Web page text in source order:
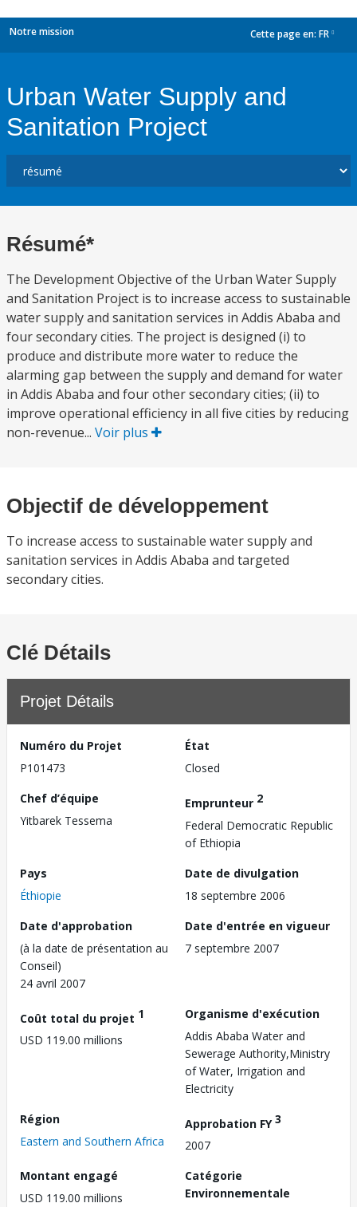
Notre mission Cette page en: FR
Urban Water Supply and
Sanitation Project
Résumé*
The Development Objective of the Urban Water Supply
and Sanitation Project is to increase access to sustainable
water supply and sanitation services in Addis Ababa and
four secondary cities. The project is designed (i) to
produce and distribute more water to reduce the
alarming gap between the supply and demand for water
in Addis Ababa and four other secondary cities; (ii) to
improve operational efficiency in all five cities by reducing
non-revenue... Voir plus
Objectif de développement
To increase access to sustainable water supply and
sanitation services in Addis Ababa and targeted
secondary cities.
Clé Détails
Projet Détails
Numéro du Projet
P101473
État
Closed
Chef d’équipe
Yitbarek Tessema
Emprunteur 2
Federal Democratic Republic
of Ethiopia
Pays
Éthiopie
Date de divulgation
18 septembre 2006
Date d'approbation
(à la date de présentation au
Conseil)
24 avril 2007
Date d'entrée en vigueur
7 septembre 2007
Coût total du projet 1
USD 119.00 millions
Organisme d'exécution
Addis Ababa Water and
Sewerage Authority,Ministry
of Water, Irrigation and
Electricity
Région
Eastern and Southern Africa
Approbation FY3
2007
Montant engagé
USD 119.00 millions
Catégorie
Environnementale